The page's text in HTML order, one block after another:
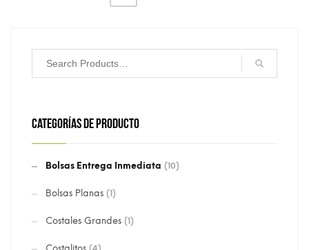
CATEGORÍAS DE PRODUCTO
Bolsas Entrega Inmediata (10)
Bolsas Planas (1)
Costales Grandes (1)